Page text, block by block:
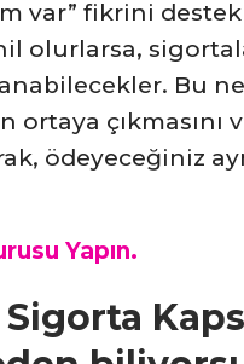
var” fikrini
olurlarsa,
Bu
ortaya çıkmasını
ödeyeceğiniz
Yapın.